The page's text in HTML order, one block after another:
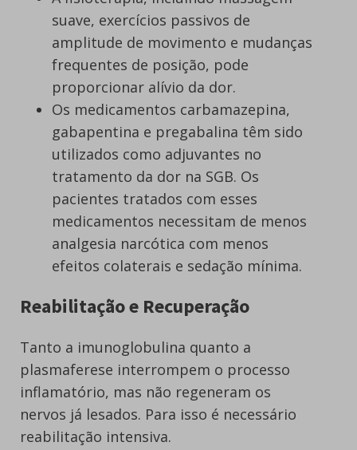
suave, exercícios passivos de
amplitude de movimento e mudanças
frequentes de posição, pode
proporcionar alívio da dor.
Os medicamentos carbamazepina,
gabapentina e pregabalina têm sido
utilizados como adjuvantes no
tratamento da dor na SGB. Os
pacientes tratados com esses
medicamentos necessitam de menos
analgesia narcótica com menos
efeitos colaterais e sedação mínima.
Reabilitação e Recuperação
Tanto a imunoglobulina quanto a
plasmaferese interrompem o processo
inflamatório, mas não regeneram os
nervos já lesados. Para isso é necessário
reabilitação intensiva.